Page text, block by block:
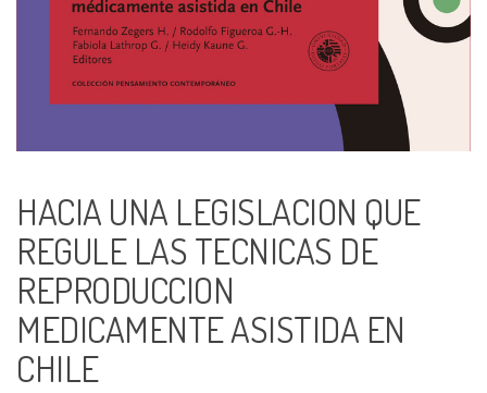
HACIA UNA LEGISLACION QUE
REGULE LAS TECNICAS DE
REPRODUCCION
MEDICAMENTE ASISTIDA EN
CHILE